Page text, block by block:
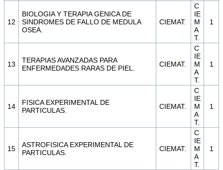
12
BIOLOGIA Y TERAPIA GENICA DE
SINDROMES DE FALLO DE MEDULA
OSEA.
CIEMAT.
C
IE
M
A
T.
1
13
TERAPIAS AVANZADAS PARA
ENFERMEDADES RARAS DE PIEL.
CIEMAT.
C
IE
M
A
T.
1
14
FISICA EXPERIMENTAL DE
PARTICULAS.
CIEMAT.
C
IE
M
A
T.
1
15
ASTROFISICA EXPERIMENTAL DE
PARTICULAS.
CIEMAT.
C
IE
M
A
T.
1